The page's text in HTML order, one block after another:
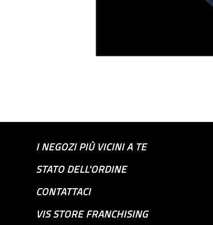
I NEGOZI PIÙ VICINI A TE
STATO DELL'ORDINE
CONTATTACI
VIS STORE FRANCHISING